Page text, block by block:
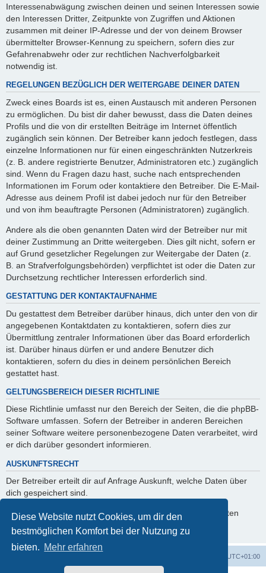
Diese Website nutzt Cookies, um dir den
bestmöglichen Komfort bei der Nutzung zu
bieten. Mehr erfahren
Interessenabwägung zwischen deinen und seinen Interessen sowie
den Interessen Dritter, Zeitpunkte von Zugriffen und Aktionen
zusammen mit deiner IP-Adresse und der von deinem Browser
übermittelter Browser-Kennung zu speichern, sofern dies zur
Gefahrenabwehr oder zur rechtlichen Nachverfolgbarkeit
notwendig ist.
REGELUNGEN BEZÜGLICH DER WEITERGABE DEINER DATEN
Zweck eines Boards ist es, einen Austausch mit anderen Personen
zu ermöglichen. Du bist dir daher bewusst, dass die Daten deines
Profils und die von dir erstellten Beiträge im Internet öffentlich
zugänglich sein können. Der Betreiber kann jedoch festlegen, dass
einzelne Informationen nur für einen eingeschränkten Nutzerkreis
(z. B. andere registrierte Benutzer, Administratoren etc.) zugänglich
sind. Wenn du Fragen dazu hast, suche nach entsprechenden
Informationen im Forum oder kontaktiere den Betreiber. Die E-Mail-
Adresse aus deinem Profil ist dabei jedoch nur für den Betreiber
und von ihm beauftragte Personen (Administratoren) zugänglich.
Andere als die oben genannten Daten wird der Betreiber nur mit
deiner Zustimmung an Dritte weitergeben. Dies gilt nicht, sofern er
auf Grund gesetzlicher Regelungen zur Weitergabe der Daten (z.
B. an Strafverfolgungsbehörden) verpflichtet ist oder die Daten zur
Durchsetzung rechtlicher Interessen erforderlich sind.
GESTATTUNG DER KONTAKTAUFNAHME
Du gestattest dem Betreiber darüber hinaus, dich unter den von dir
angegebenen Kontaktdaten zu kontaktieren, sofern dies zur
Übermittlung zentraler Informationen über das Board erforderlich
ist. Darüber hinaus dürfen er und andere Benutzer dich
kontaktieren, sofern du dies in deinem persönlichen Bereich
gestattet hast.
GELTUNGSBEREICH DIESER RICHTLINIE
Diese Richtlinie umfasst nur den Bereich der Seiten, die die phpBB-
Software umfassen. Sofern der Betreiber in anderen Bereichen
seiner Software weitere personenbezogene Daten verarbeitet, wird
er dich darüber gesondert informieren.
AUSKUNFTSRECHT
Der Betreiber erteilt dir auf Anfrage Auskunft, welche Daten über
dich gespeichert sind.
Du kannst jederzeit die Löschung bzw. Sperrung deiner Daten
verlangen. Kontaktiere hierzu bitte den Betreiber.
UTC+01:00